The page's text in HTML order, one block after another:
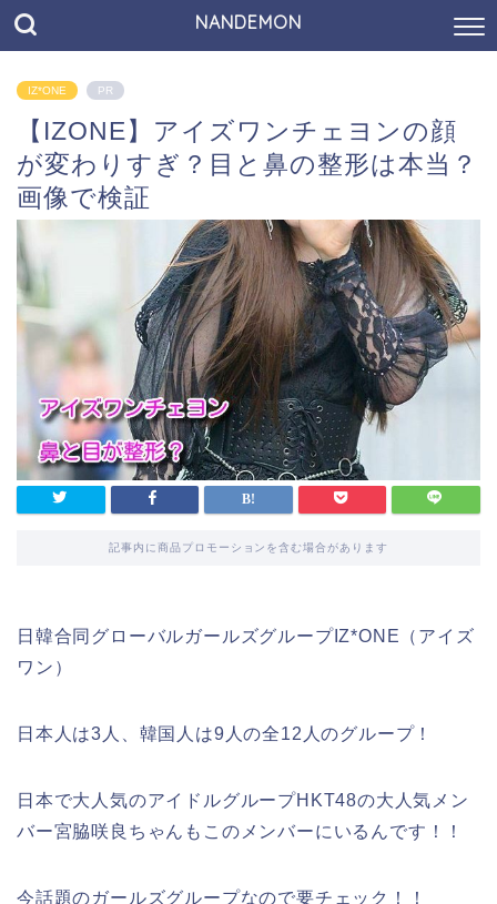
NANDEMON
IZ*ONE PR
【IZONE】アイズワンチェヨンの顔
が変わりすぎ？目と鼻の整形は本当？
画像で検証
記事内に商品プロモーションを含む場合があります
日韓合同グローバルガールズグループIZ*ONE（アイズ
ワン）
日本人は3人、韓国人は9人の全12人のグループ！
日本で大人気のアイドルグループHKT48の大人気メン
バー宮脇咲良ちゃんもこのメンバーにいるんです！！
今話題のガールズグループなので要チェック！！